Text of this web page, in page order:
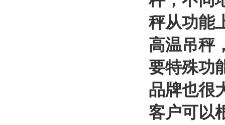
秤从功能
高温吊秤
要特殊功
品牌也很
客户可以